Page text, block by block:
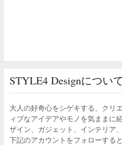
STYLE4 Designについて
大人の好奇心をシゲキする、クリ
ィブなアイデアやモノを気ままに
ザイン、ガジェット、インテリア
下記のアカウントをフォローする